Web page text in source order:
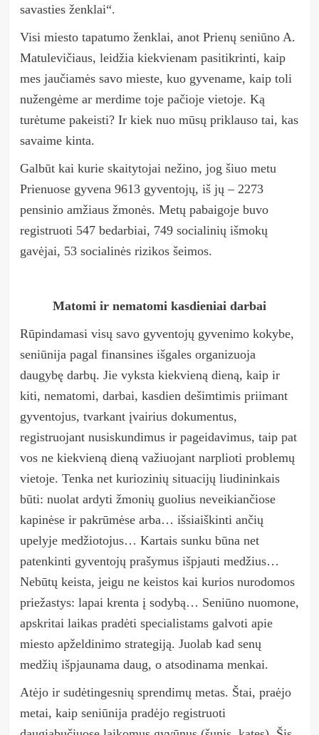
savasties ženklai“.
Visi miesto tapatumo ženklai, anot Prienų seniūno A.
Matulevičiaus, leidžia kiekvienam pasitikrinti, kaip
mes jaučiamės savo mieste, kuo gyvename, kaip toli
nužengėme ar merdime toje pačioje vietoje. Ką
turėtume pakeisti? Ir kiek nuo mūsų priklauso tai, kas
savaime kinta.
Galbūt kai kurie skaitytojai nežino, jog šiuo metu
Prienuose gyvena 9613 gyventojų, iš jų – 2273
pensinio amžiaus žmonės. Metų pabaigoje buvo
registruoti 547 bedarbiai, 749 socialinių išmokų
gavėjai, 53 socialinės rizikos šeimos.
Matomi ir nematomi kasdieniai darbai
Rūpindamasi visų savo gyventojų gyvenimo kokybe,
seniūnija pagal finansines išgales organizuoja
daugybę darbų. Jie vyksta kiekvieną dieną, kaip ir
kiti, nematomi, darbai, kasdien dešimtimis priimant
gyventojus, tvarkant įvairius dokumentus,
registruojant nusiskundimus ir pageidavimus, taip pat
vos ne kiekvieną dieną važiuojant narplioti problemų
vietoje. Tenka net kuriozinių situacijų liudininkais
būti: nuolat ardyti žmonių guolius neveikiančiose
kapinėse ir pakrūmėse arba… išsiaiškinti ančių
upelyje medžiotojus… Kartais sunku būna net
patenkinti gyventojų prašymus išpjauti medžius…
Nebūtų keista, jeigu ne keistos kai kurios nurodomos
priežastys: lapai krenta į sodybą… Seniūno nuomone,
apskritai laikas pradėti specialistams galvoti apie
miesto apželdinimo strategiją. Juolab kad senų
medžių išpjaunama daug, o atsodinama menkai.
Atėjo ir sudėtingesnių sprendimų metas. Štai, praėjo
metai, kaip seniūnija pradėjo registruoti